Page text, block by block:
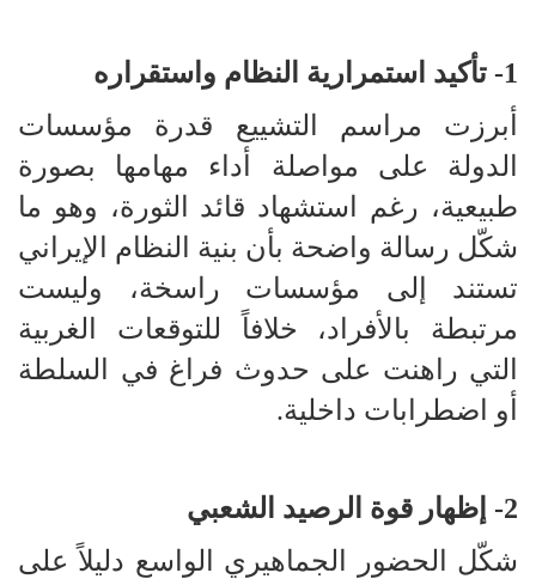
1- تأكيد استمرارية النظام واستقراره
أبرزت مراسم التشييع قدرة مؤسسات
الدولة على مواصلة أداء مهامها بصورة
طبيعية، رغم استشهاد قائد الثورة، وهو ما
شكّل رسالة واضحة بأن بنية النظام الإيراني
تستند إلى مؤسسات راسخة، وليست
مرتبطة بالأفراد، خلافاً للتوقعات الغربية
التي راهنت على حدوث فراغ في السلطة
أو اضطرابات داخلية.
2- إظهار قوة الرصيد الشعبي
شكّل الحضور الجماهيري الواسع دليلاً على